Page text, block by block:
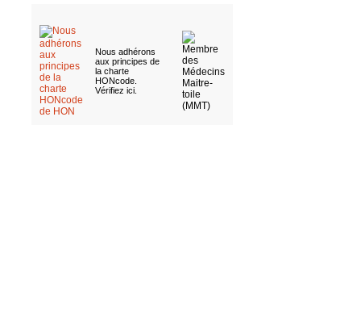
Nous adhérons
aux principes de
la charte
HONcode.
Vérifiez ici.